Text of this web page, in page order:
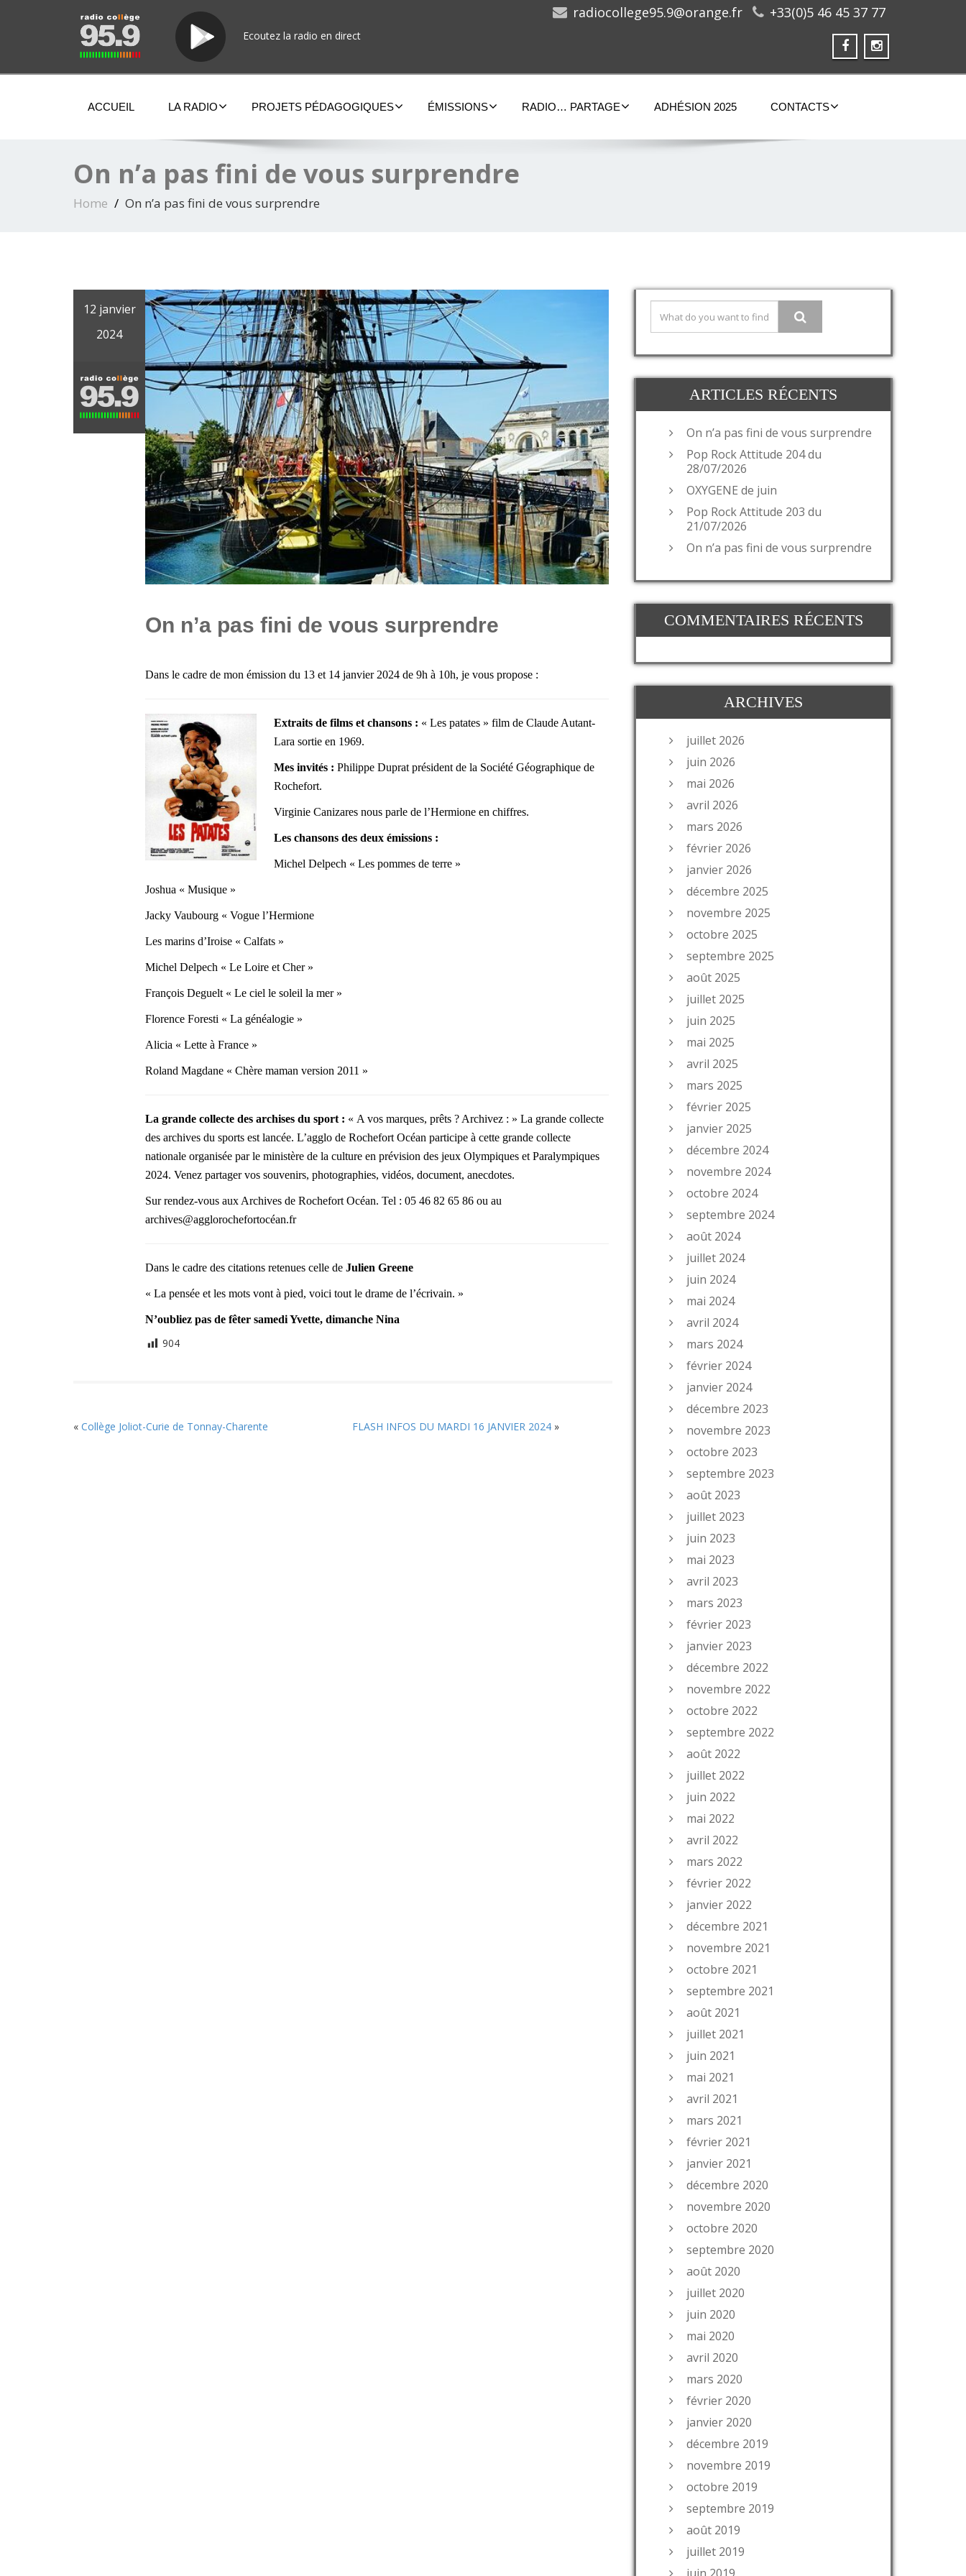
Ecoutez la radio en direct
radiocollege95.9@orange.fr +33(0)5 46 45 37 77
ACCUEIL LA RADIO PROJETS PÉDAGOGIQUES ÉMISSIONS RADIO… PARTAGE ADHÉSION 2025 CONTACTS
On n’a pas fini de vous surprendre
Home On n’a pas fini de vous surprendre
12 janvier
2024
On n’a pas fini de vous surprendre
Dans le cadre de mon émission du 13 et 14 janvier 2024 de 9h à 10h, je vous propose :
Extraits de films et chansons : « Les patates » film de Claude Autant-
Lara sortie en 1969.
Mes invités : Philippe Duprat président de la Société Géographique de
Rochefort.
Virginie Canizares nous parle de l’Hermione en chiffres.
Les chansons des deux émissions :
Michel Delpech « Les pommes de terre »
Joshua « Musique »
Jacky Vaubourg « Vogue l’Hermione
Les marins d’Iroise « Calfats »
Michel Delpech « Le Loire et Cher »
François Deguelt « Le ciel le soleil la mer »
Florence Foresti « La généalogie »
Alicia « Lette à France »
Roland Magdane « Chère maman version 2011 »
La grande collecte des archises du sport : « A vos marques, prêts ? Archivez : » La grande collecte
des archives du sports est lancée. L’agglo de Rochefort Océan participe à cette grande collecte
nationale organisée par le ministère de la culture en prévision des jeux Olympiques et Paralympiques
2024. Venez partager vos souvenirs, photographies, vidéos, document, anecdotes.
Sur rendez-vous aux Archives de Rochefort Océan. Tel : 05 46 82 65 86 ou au
archives@agglorochefortocéan.fr
Dans le cadre des citations retenues celle de Julien Greene
« La pensée et les mots vont à pied, voici tout le drame de l’écrivain. »
N’oubliez pas de fêter samedi Yvette, dimanche Nina
904
« Collège Joliot-Curie de Tonnay-Charente FLASH INFOS DU MARDI 16 JANVIER 2024»
ARTICLES RÉCENTS
On n’a pas fini de vous surprendre
Pop Rock Attitude 204 du
28/07/2026
OXYGENE de juin
Pop Rock Attitude 203 du
21/07/2026
On n’a pas fini de vous surprendre
COMMENTAIRES RÉCENTS
ARCHIVES
juillet 2026
juin 2026
mai 2026
avril 2026
mars 2026
février 2026
janvier 2026
décembre 2025
novembre 2025
octobre 2025
septembre 2025
août 2025
juillet 2025
juin 2025
mai 2025
avril 2025
mars 2025
février 2025
janvier 2025
décembre 2024
novembre 2024
octobre 2024
septembre 2024
août 2024
juillet 2024
juin 2024
mai 2024
avril 2024
mars 2024
février 2024
janvier 2024
décembre 2023
novembre 2023
octobre 2023
septembre 2023
août 2023
juillet 2023
juin 2023
mai 2023
avril 2023
mars 2023
février 2023
janvier 2023
décembre 2022
novembre 2022
octobre 2022
septembre 2022
août 2022
juillet 2022
juin 2022
mai 2022
avril 2022
mars 2022
février 2022
janvier 2022
décembre 2021
novembre 2021
octobre 2021
septembre 2021
août 2021
juillet 2021
juin 2021
mai 2021
avril 2021
mars 2021
février 2021
janvier 2021
décembre 2020
novembre 2020
octobre 2020
septembre 2020
août 2020
juillet 2020
juin 2020
mai 2020
avril 2020
mars 2020
février 2020
janvier 2020
décembre 2019
novembre 2019
octobre 2019
septembre 2019
août 2019
juillet 2019